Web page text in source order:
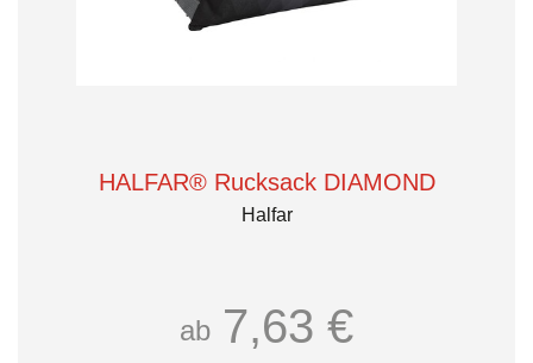
HALFAR® Rucksack DIAMOND
Halfar
ab 7,63 €